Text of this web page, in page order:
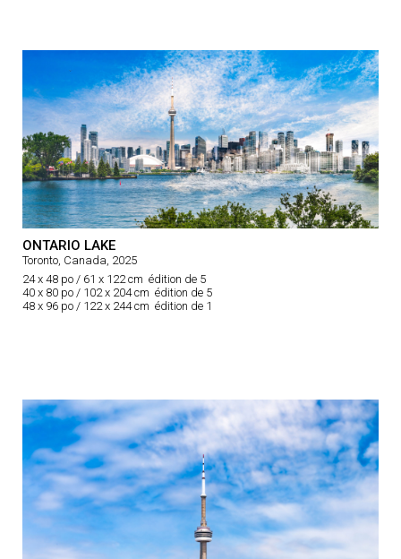
ONTARIO LAKE
Toronto, Canada, 2025
24 x 48 po / 61 x 122 cm édition de 5
40 x 80 po / 102 x 204 cm édition de 5
48 x 96 po / 122 x 244 cm édition de 1